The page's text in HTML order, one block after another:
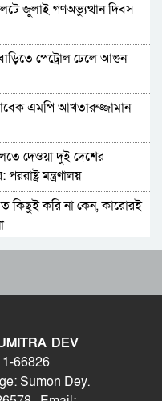
হতে পারে শেখ মুজিবুর
না হলে হাসিনার বক্তব্য
ছাত্রদল-শিবির সংঘর্ষ,
নিরাপত্তা ব্যবস্থা
কবির; শেখ হাসিনা যেন
রাজনৈতিক বক্তব্য দিতে
কথা বলায় ভারত সরকারের
সভাপতি
জুলাই গণঅভ্যুত্থান দিবস
পেট্রোল ঢেলে আগুন
এমপি আখতারুজ্জামান
দেওয়া দুই দেশের
মন্ত্রণালয়
কিছুই করি না কেন, কারোরই
July Mass Uprising
মর্যাদায় পালিত জুলাই
DEV
66826
Sumon Dey.